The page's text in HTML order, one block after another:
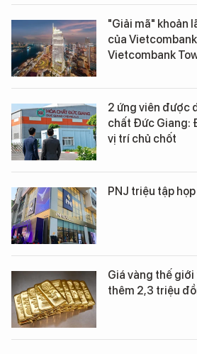
"Giải mã" khoản
của
Vietcombank
2 ứng viên được
chất Đức Giang:
vị trí chủ chốt
PNJ triệu tập
Giá vàng thế
thêm 2,3 triệu